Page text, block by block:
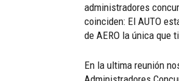
administradores
coinciden: El AUTO
de AERO la única que
En la ultima reunión